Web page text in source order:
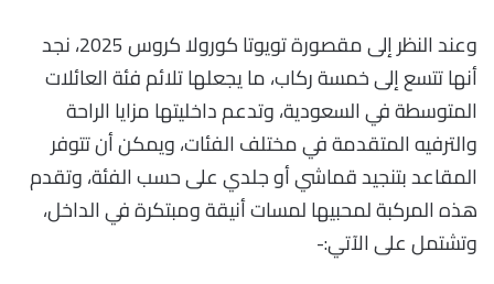
وعند النظر إلى مقصورة تويوتا كورولا كروس 2025، نجد
أنها تتسع إلى خمسة ركاب، ما يجعلها تلائم فئة العائلات
المتوسطة في السعودية، وتدعم داخليتها مزايا الراحة
والترفيه المتقدمة في مختلف الفئات، ويمكن أن تتوفر
المقاعد بتنجيد قماشي أو جلدي على حسب الفئة، وتقدم
هذه المركبة لمحبيها لمسات أنيقة ومبتكرة في الداخل،
وتشتمل على الآتي:-